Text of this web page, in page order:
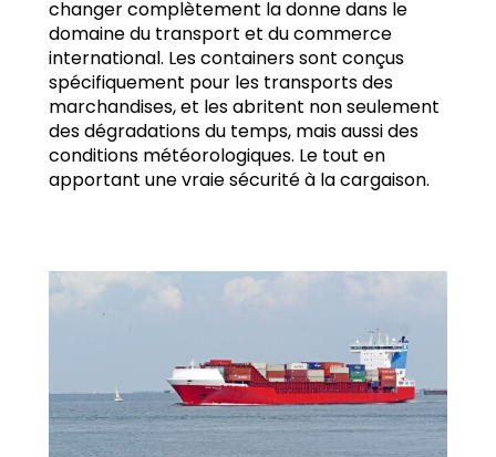
changer complètement la donne dans le
domaine du transport et du commerce
international. Les containers sont conçus
spécifiquement pour les transports des
marchandises, et les abritent non seulement
des dégradations du temps, mais aussi des
conditions météorologiques. Le tout en
apportant une vraie sécurité à la cargaison.